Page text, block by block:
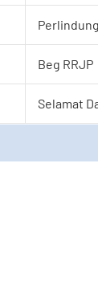
Beg RRJP
Selamat